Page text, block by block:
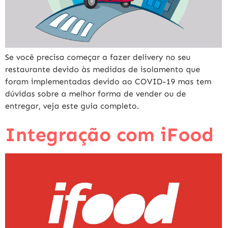
Se você precisa começar a fazer delivery no seu
restaurante devido às medidas de isolamento que
foram implementadas devido ao COVID-19 mas tem
dúvidas sobre a melhor forma de vender ou de
entregar, veja este guia completo.
Integração com iFood